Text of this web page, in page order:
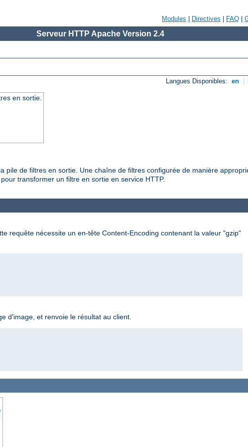
Modules Directives FAQ
Serveur HTTP Apache Version 2.4
Langues Disponibles: en
en sortie.
de filtres en sortie. Une chaîne de filtres configurée de manière
transformer un filtre en sortie en service HTTP.
requête nécessite un en-tête Content-Encoding contenant la valeur "gzip"
d'image, et renvoie le résultat au client.